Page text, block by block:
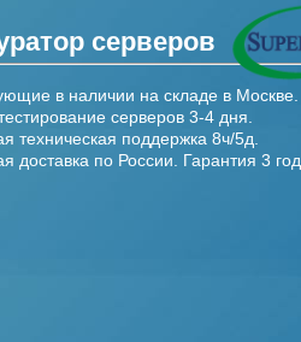
серверов
в наличии на складе в Москве.
серверов 3-4 дня.
техническая поддержка 8ч/5д.
доставка по России. Гарантия 3